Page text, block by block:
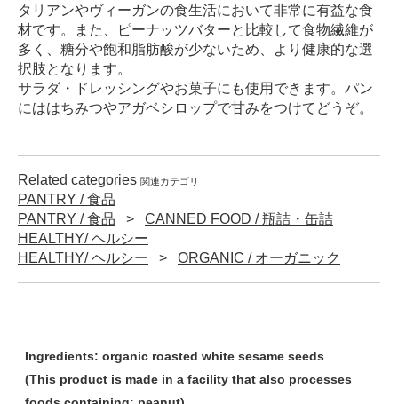
タリアンやヴィーガンの食生活において非常に有益な食
材です。また、ピーナッツバターと比較して食物繊維が
多く、糖分や飽和脂肪酸が少ないため、より健康的な選
択肢となります。
サラダ・ドレッシングやお菓子にも使用できます。パン
にははちみつやアガベシロップで甘みをつけてどうぞ。
Related categories 関連カテゴリ
PANTRY / 食品
PANTRY / 食品
CANNED FOOD / 瓶詰・缶詰
HEALTHY/ ヘルシー
HEALTHY/ ヘルシー
ORGANIC / オーガニック
Ingredients: organic roasted white sesame seeds
(This product is made in a facility that also processes